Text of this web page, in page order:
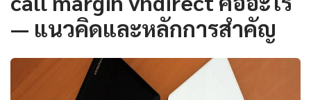
— แนวคิดและหลักการสำคัญ